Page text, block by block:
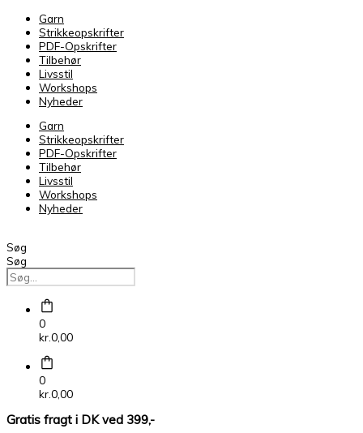
Garn
Strikkeopskrifter
PDF-Opskrifter
Tilbehør
Livsstil
Workshops
Nyheder
Garn
Strikkeopskrifter
PDF-Opskrifter
Tilbehør
Livsstil
Workshops
Nyheder
Søg
Søg
0
kr.0,00
0
kr.0,00
Gratis fragt i DK ved 399,-
Sunday
Dark
Navy
5882
antal